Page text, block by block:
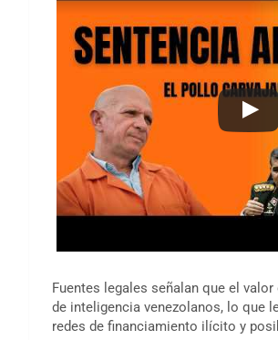
Fuentes legales señalan que el
de inteligencia venezolanos, lo que
redes de financiamiento ilícito y